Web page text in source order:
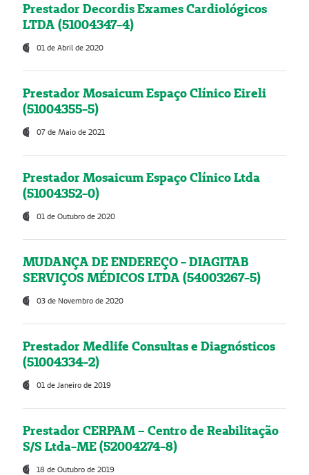
Prestador Decordis Exames Cardiológicos
LTDA (51004347-4)
01 de Abril de 2020
Prestador Mosaicum Espaço Clínico Eireli
(51004355-5)
07 de Maio de 2021
Prestador Mosaicum Espaço Clínico Ltda
(51004352-0)
01 de Outubro de 2020
MUDANÇA DE ENDEREÇO - DIAGITAB
SERVIÇOS MÉDICOS LTDA (54003267-5)
03 de Novembro de 2020
Prestador Medlife Consultas e Diagnósticos
(51004334-2)
01 de Janeiro de 2019
Prestador CERPAM – Centro de Reabilitação
S/S Ltda-ME (52004274-8)
18 de Outubro de 2019